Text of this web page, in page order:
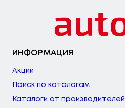
ИНФОРМАЦИЯ
Акции
Поиск по каталогам
Каталоги от производителей